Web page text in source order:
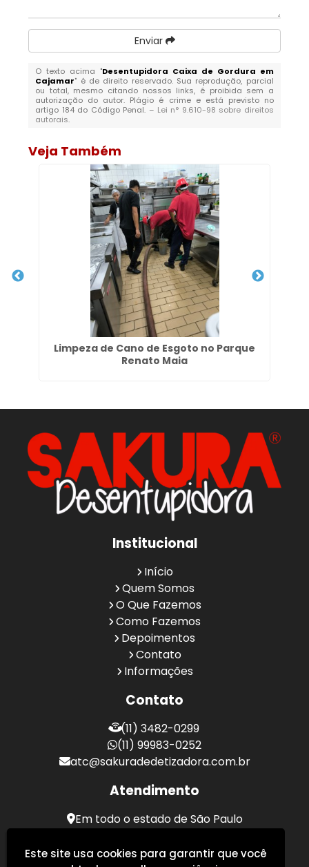
Enviar
O texto acima "Desentupidora Caixa de Gordura em
Cajamar" é de direito reservado. Sua reprodução, parcial
ou total, mesmo citando nossos links, é proibida sem a
autorização do autor. Plágio é crime e está previsto no
artigo 184 do Código Penal. – Lei n° 9.610-98 sobre direitos
autorais.
Veja Também
Limpeza de Cano de Esgoto no Parque
Renato Maia
Institucional
Início
Quem Somos
O Que Fazemos
Como Fazemos
Depoimentos
Contato
Informações
Contato
(11) 3482-0299
(11) 99983-0252
atc@sakuradedetizadora.com.br
Atendimento
Em todo o estado de São Paulo
Este site usa cookies para garantir que você